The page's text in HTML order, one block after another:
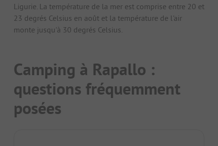
Ligurie. La température de la mer est comprise entre 20 et
23 degrés Celsius en août et la température de l'air
monte jusqu'à 30 degrés Celsius.
Camping à Rapallo :
questions fréquemment
posées